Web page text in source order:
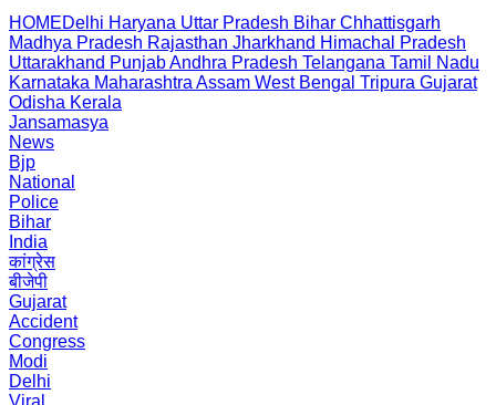
HOMEDelhi Haryana Uttar Pradesh Bihar Chhattisgarh
Madhya Pradesh Rajasthan Jharkhand Himachal Pradesh
Uttarakhand PunjabAndhra Pradesh Telangana Tamil Nadu
Karnataka Maharashtra Assam West Bengal Tripura Gujarat
Odisha Kerala
Jansamasya
News
Bjp
National
Police
Bihar
India
कांग्रेस
बीजेपी
Gujarat
Accident
Congress
Modi
Delhi
Viral